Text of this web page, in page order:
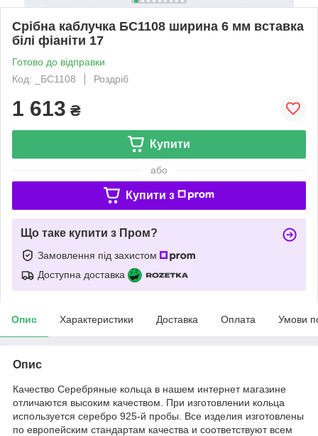
Срібна каблучка БС1108 ширина 6 мм вставка
білі фіаніти 17
Готово до відправки
Код: _БС1108
Роздріб
1 613 ₴
Купити
або
Купити з
Що таке купити з Пром?
Замовлення під захистом
Доступна доставка
Опис Характеристики Доставка Оплата Умови
Опис
Качество Серебряные кольца в нашем интернет магазине
отличаются высоким качеством. При изготовлении кольца
используется серебро 925-й пробы. Все изделия изготовлены
по европейским стандартам качества и соответствуют всем